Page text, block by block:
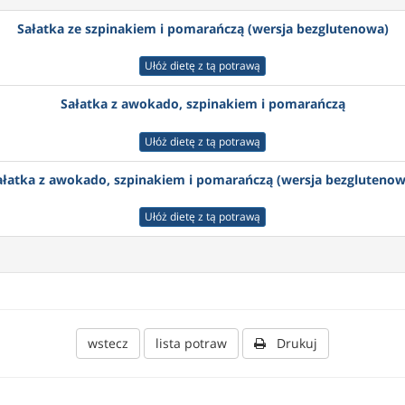
Sałatka ze szpinakiem i pomarańczą (wersja bezglutenowa)
Ułóż dietę z tą potrawą
Sałatka z awokado, szpinakiem i pomarańczą
Ułóż dietę z tą potrawą
z awokado, szpinakiem i pomarańczą (wersja
Ułóż dietę z tą potrawą
wstecz lista potraw Drukuj